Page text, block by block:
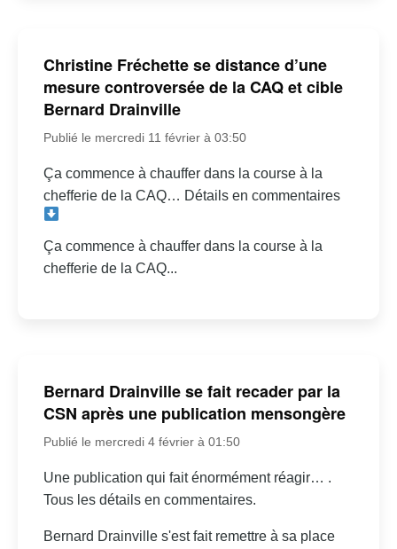
Christine Fréchette se distance d’une
mesure controversée de la CAQ et cible
Bernard Drainville
Publié le mercredi 11 février à 03:50
Ça commence à chauffer dans la course à la
chefferie de la CAQ… Détails en commentaires
Ça commence à chauffer dans la course à la
chefferie de la CAQ...
Bernard Drainville se fait recader par la
CSN après une publication mensongère
Publié le mercredi 4 février à 01:50
Une publication qui fait énormément réagir… .
Tous les détails en commentaires.
Bernard Drainville s'est fait remettre à sa place